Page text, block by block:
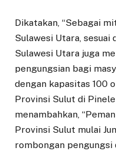
Dikatakan, “Sebagai
Sulawesi Utara, sesuai
Sulawesi Utara juga
pengungsian bagi
dengan kapasitas 100
Provinsi Sulut di
menambahkan,
Provinsi Sulut mulai
rombongan pengungsi